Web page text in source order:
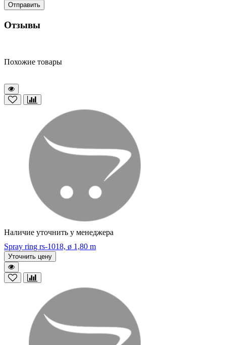
Отправить
Отзывы
Похожие товары
Наличие уточнить у менеджера
Spray ring rs-1018, ø 1,80 m
Уточнить цену